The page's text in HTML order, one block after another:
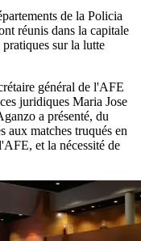
de la Policia
réunis dans la capitale
sur la lutte
général de l'AFE
juridiques Maria Jose
a présenté, du
aux matches truqués en
et la nécessité de